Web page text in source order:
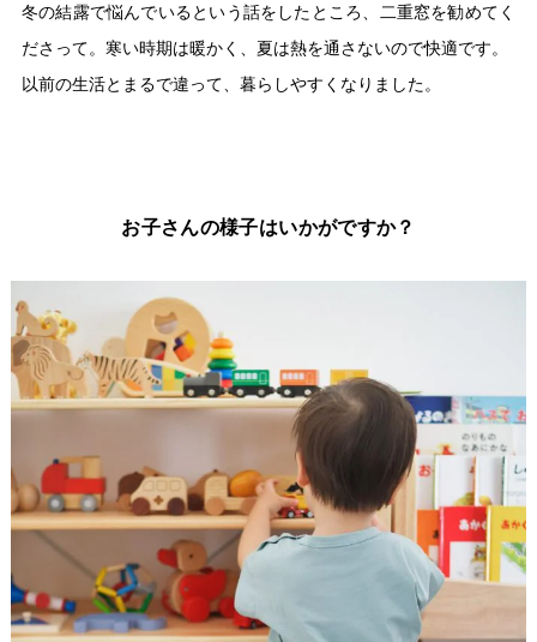
冬の結露で悩んでいるという話をしたところ、二重窓を勧めてく
ださって。寒い時期は暖かく、夏は熱を通さないので快適です。
以前の生活とまるで違って、暮らしやすくなりました。
お子さんの様子はいかがですか？